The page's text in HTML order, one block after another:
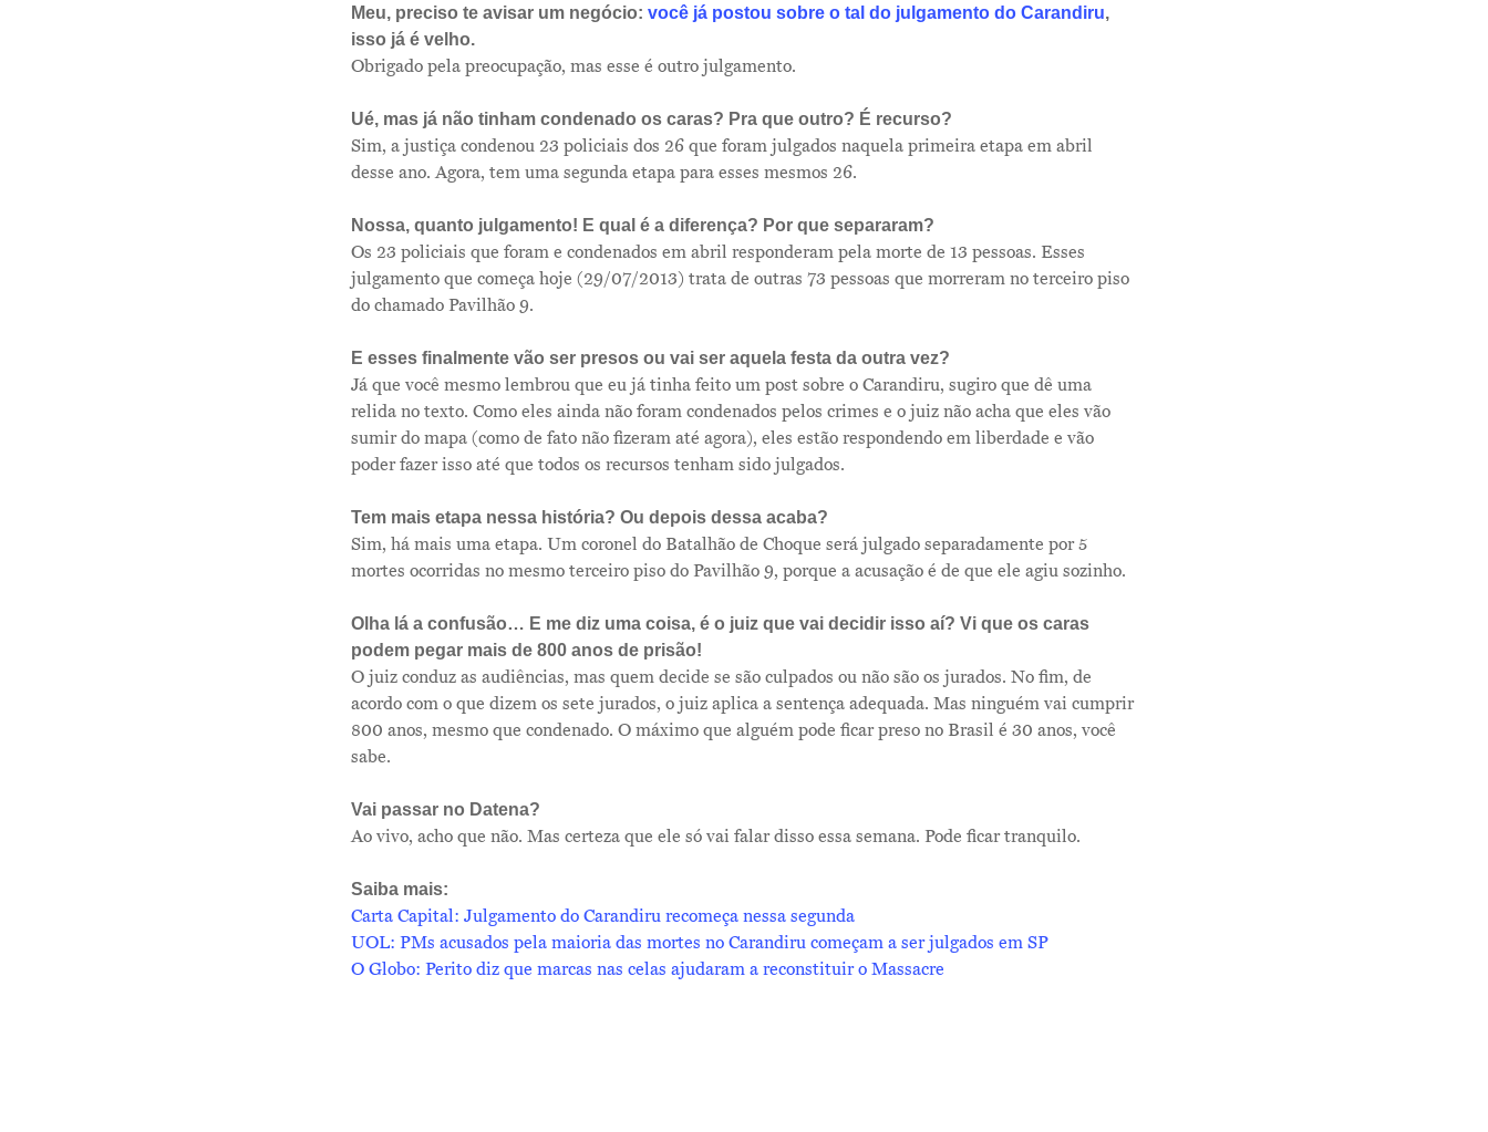
Meu, preciso te avisar um negócio: você já postou sobre o tal do julgamento do Carandiru,
isso já é velho.
Obrigado pela preocupação, mas esse é outro julgamento.
Ué, mas já não tinham condenado os caras? Pra que outro? É recurso?
Sim, a justiça condenou 23 policiais dos 26 que foram julgados naquela primeira etapa em abril
desse ano. Agora, tem uma segunda etapa para esses mesmos 26.
Nossa, quanto julgamento! E qual é a diferença? Por que separaram?
Os 23 policiais que foram e condenados em abril responderam pela morte de 13 pessoas. Esses
julgamento que começa hoje (29/07/2013) trata de outras 73 pessoas que morreram no terceiro piso
do chamado Pavilhão 9.
E esses finalmente vão ser presos ou vai ser aquela festa da outra vez?
Já que você mesmo lembrou que eu já tinha feito um post sobre o Carandiru, sugiro que dê uma
relida no texto. Como eles ainda não foram condenados pelos crimes e o juiz não acha que eles vão
sumir do mapa (como de fato não fizeram até agora), eles estão respondendo em liberdade e vão
poder fazer isso até que todos os recursos tenham sido julgados.
Tem mais etapa nessa história? Ou depois dessa acaba?
Sim, há mais uma etapa. Um coronel do Batalhão de Choque será julgado separadamente por 5
mortes ocorridas no mesmo terceiro piso do Pavilhão 9, porque a acusação é de que ele agiu sozinho.
Olha lá a confusão… E me diz uma coisa, é o juiz que vai decidir isso aí? Vi que os caras
podem pegar mais de 800 anos de prisão!
O juiz conduz as audiências, mas quem decide se são culpados ou não são os jurados. No fim, de
acordo com o que dizem os sete jurados, o juiz aplica a sentença adequada. Mas ninguém vai cumprir
800 anos, mesmo que condenado. O máximo que alguém pode ficar preso no Brasil é 30 anos, você
sabe.
Vai passar no Datena?
Ao vivo, acho que não. Mas certeza que ele só vai falar disso essa semana. Pode ficar tranquilo.
Saiba mais:
Carta Capital: Julgamento do Carandiru recomeça nessa segunda
UOL: PMs acusados pela maioria das mortes no Carandiru começam a ser julgados em SP
O Globo: Perito diz que marcas nas celas ajudaram a reconstituir o Massacre